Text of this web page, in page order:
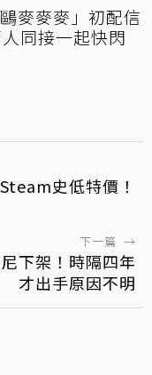
麥麥麥」初配信
同接一起快閃
史低特價！
下一篇 →
下架！時隔四年
才出手原因不明